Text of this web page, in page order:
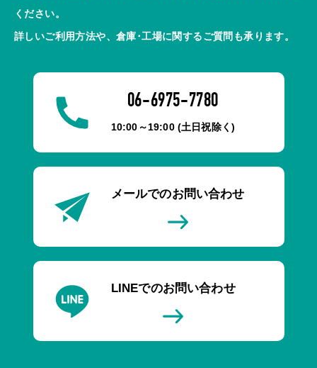
ください。
詳しいご利用方法や、倉庫･工場に関するご質問も承ります。
06-6975-7780
10:00～19:00 (土日祝除く)
メールでのお問い合わせ
LINEでのお問い合わせ